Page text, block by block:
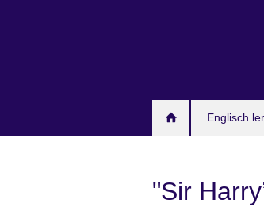
Englisch
"Sir